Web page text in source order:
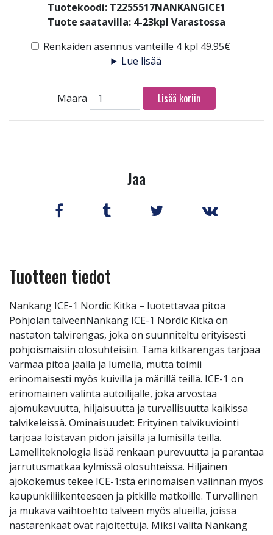
Tuotekoodi: T2255517NANKANGICE1
Tuote saatavilla: 4-23kpl Varastossa
Renkaiden asennus vanteille 4 kpl 49.95€
Lue lisää
Määrä Lisää koriin
Jaa
Tuotteen tiedot
Nankang ICE-1 Nordic Kitka – luotettavaa pitoa
Pohjolan talveenNankang ICE-1 Nordic Kitka on
nastaton talvirengas, joka on suunniteltu erityisesti
pohjoismaisiin olosuhteisiin. Tämä kitkarengas tarjoaa
varmaa pitoa jäällä ja lumella, mutta toimii
erinomaisesti myös kuivilla ja märillä teillä. ICE-1 on
erinomainen valinta autoilijalle, joka arvostaa
ajomukavuutta, hiljaisuutta ja turvallisuutta kaikissa
talvikeleissä. Ominaisuudet: Erityinen talvikuviointi
tarjoaa loistavan pidon jäisillä ja lumisilla teillä.
Lamelliteknologia lisää renkaan purevuutta ja parantaa
jarrutusmatkaa kylmissä olosuhteissa. Hiljainen
ajokokemus tekee ICE-1:stä erinomaisen valinnan myös
kaupunkiliikenteeseen ja pitkille matkoille. Turvallinen
ja mukava vaihtoehto talveen myös alueilla, joissa
nastarenkaat ovat rajoitettuja. Miksi valita Nankang